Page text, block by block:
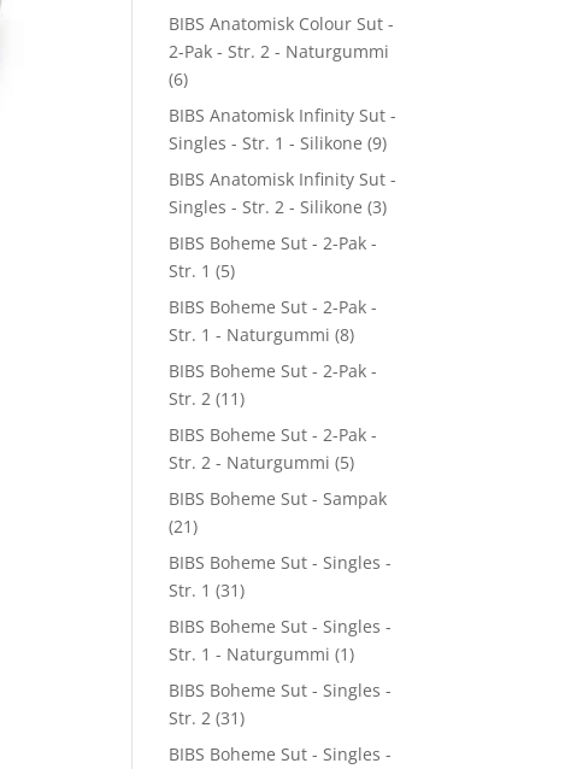
BIBS Anatomisk Colour Sut -
2-Pak - Str. 2 - Naturgummi
(6)
BIBS Anatomisk Infinity Sut -
Singles - Str. 1 - Silikone (9)
BIBS Anatomisk Infinity Sut -
Singles - Str. 2 - Silikone (3)
BIBS Boheme Sut - 2-Pak -
Str. 1 (5)
BIBS Boheme Sut - 2-Pak -
Str. 1 - Naturgummi (8)
BIBS Boheme Sut - 2-Pak -
Str. 2 (11)
BIBS Boheme Sut - 2-Pak -
Str. 2 - Naturgummi (5)
BIBS Boheme Sut - Sampak
(21)
BIBS Boheme Sut - Singles -
Str. 1 (31)
BIBS Boheme Sut - Singles -
Str. 1 - Naturgummi (1)
BIBS Boheme Sut - Singles -
Str. 2 (31)
BIBS Boheme Sut - Singles -